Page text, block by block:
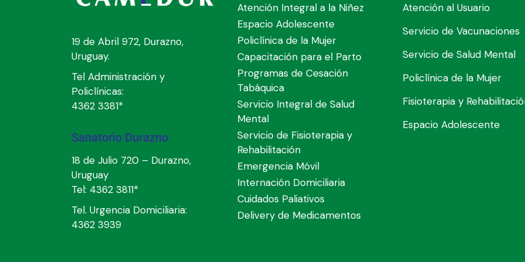
19 de Abril 972, Durazno,
Uruguay.
Tel Administración y
Policlínicas:
4362 3381*
Sanatorio Durazno
18 de Julio 720 – Durazno,
Uruguay
Tel: 4362 3811*
Tel. Urgencia Domiciliaria:
4362 3939
Atención Integral a la Niñez
Espacio Adolescente
Policlínica de la Mujer
Capacitación para el Parto
Programas de Cesación
Tabáquica
Servicio Integral de Salud
Mental
Servicio de Fisioterapia y
Rehabilitación
Emergencia Móvil
Internación Domiciliaria
Cuidados Paliativos
Delivery de Medicamentos
Atención al Usuario
Servicio de Vacunaciones
Servicio de Salud Mental
Policlínica de la Mujer
Fisioterapia y
Espacio Adolescente